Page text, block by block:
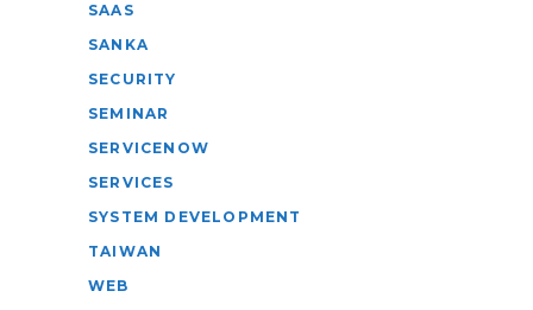
SAAS
SANKA
SECURITY
SEMINAR
SERVICENOW
SERVICES
SYSTEM DEVELOPMENT
TAIWAN
WEB